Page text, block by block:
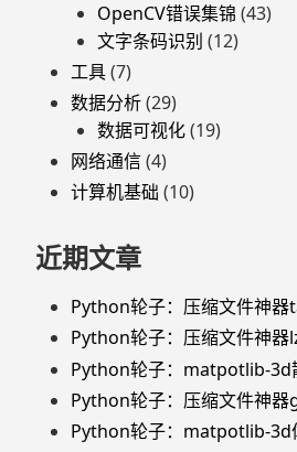
OpenCV错误集锦 (43)
文字条码识别 (12)
工具(7)
数据分析(29)
数据可视化(19)
网络通信(4)
计算机基础 (10)
近期文章
Python轮子：压缩文件神
Python轮子：压缩文件神器
Python轮子：matpotlib-3d
Python轮子：压缩文件神器
Python轮子：matpotlib-3d